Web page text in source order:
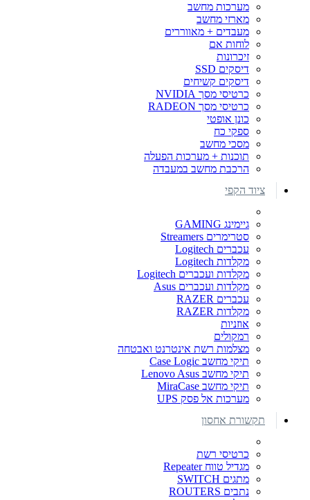
מערכות מחשב
מארזי מחשב
מעבדים + מאווררים
לוחות אם
זיכרונות
דיסקים SSD
דיסקים קשיחים
כרטיסי מסך NVIDIA
כרטיסי מסך RADEON
כונן אופטי
ספקי כח
מסכי מחשב
תוכנות + מערכות הפעלה
הרכבת מחשב במעבדה
ציוד הקפי
גיימינג GAMING
סטרימרים Streamers
עכברים Logitech
מקלדות Logitech
מקלדות ועכברים Logitech
מקלדות ועכברים Asus
עכברים RAZER
מקלדות RAZER
אוזניות
רמקולים
מצלמות רשת אינטרנט ואבטחה
תיקי מחשב Case Logic
תיקי מחשב Lenovo Asus
תיקי מחשב MiraCase
מערכות אל פסק UPS
תקשורת אחסון
כרטיסי רשת
מגדיל טווח Repeater
מתגים SWITCH
נתבים ROUTERS